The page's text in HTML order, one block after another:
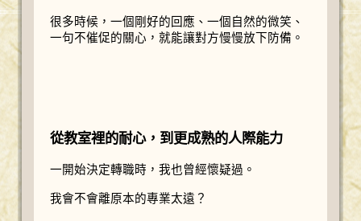
很多時候，一個剛好的回應、一個自然的微笑、
一句不催促的關心，就能讓對方慢慢放下防備。
從教室裡的耐心，到更成熟的人際能力
一開始決定轉職時，我也曾經懷疑過。
我會不會離原本的專業太遠？